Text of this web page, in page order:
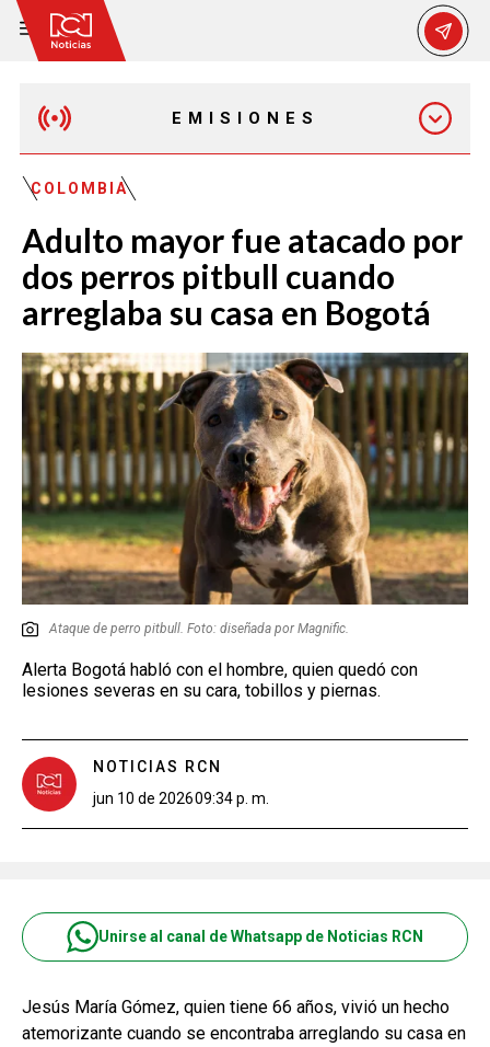
EMISIONES
EMISIÓN 7:00 PM
COLOMBIA
Adulto mayor fue atacado por
dos perros pitbull cuando
arreglaba su casa en Bogotá
Ataque de perro pitbull. Foto: diseñada por Magnific.
Alerta Bogotá habló con el hombre, quien quedó con
lesiones severas en su cara, tobillos y piernas.
NOTICIAS RCN
jun 10 de 202609:34 p. m.
Unirse al canal de Whatsapp de Noticias RCN
Jesús María Gómez, quien tiene 66 años, vivió un hecho
atemorizante cuando se encontraba arreglando su casa en